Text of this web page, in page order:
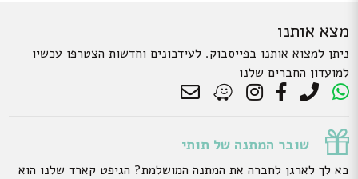
מצא אותנו
ניתן למצוא אותנו בפייסבוק. לעידכונים וחדשות הצטרפו עכשיו
למועדון החברים שלנו
שובר המתנה של תותי
בא לך לארגן לחברה את המתנה המושלמת? הגיפט קארד שלנו הוא